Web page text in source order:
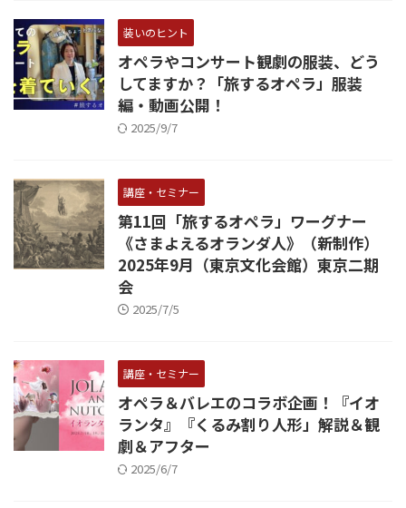
装いのヒント
オペラやコンサート観劇の服装、どう
してますか？「旅するオペラ」服装
編・動画公開！
2025/9/7
講座・セミナー
第11回「旅するオペラ」ワーグナー
《さまよえるオランダ人》（新制作）
2025年9月（東京文化会館）東京二期
会
2025/7/5
講座・セミナー
オペラ＆バレエのコラボ企画！『イオ
ランタ』『くるみ割り人形」解説＆観
劇＆アフター
2025/6/7